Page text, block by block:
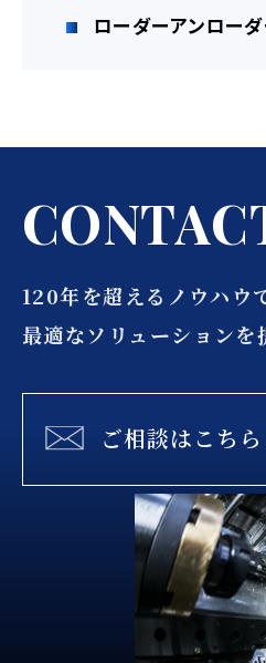
ローダーアンロー
CONTAC
120年を超えるノウハウ
最適なソリューションを
ご相談はこちら